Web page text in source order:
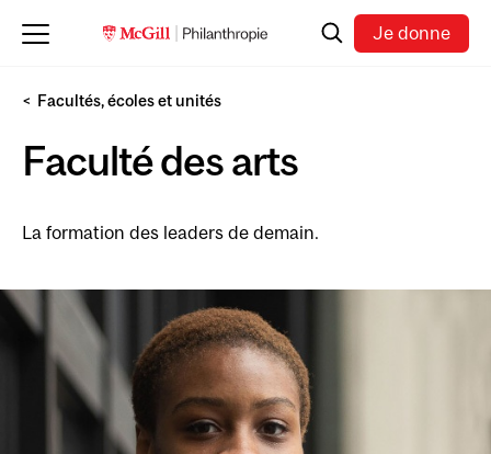
RechercheJe donne
Facultés, écoles et unités
Faculté des arts
La formation des leaders de demain.